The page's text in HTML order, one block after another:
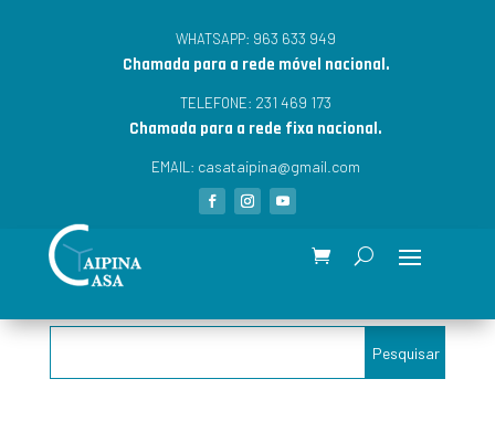
WHATSAPP: 963 633 949
Chamada para a rede móvel nacional.
TELEFONE: 231 469 173
Chamada para a rede fixa nacional.
EMAIL: casataipina@gmail.com